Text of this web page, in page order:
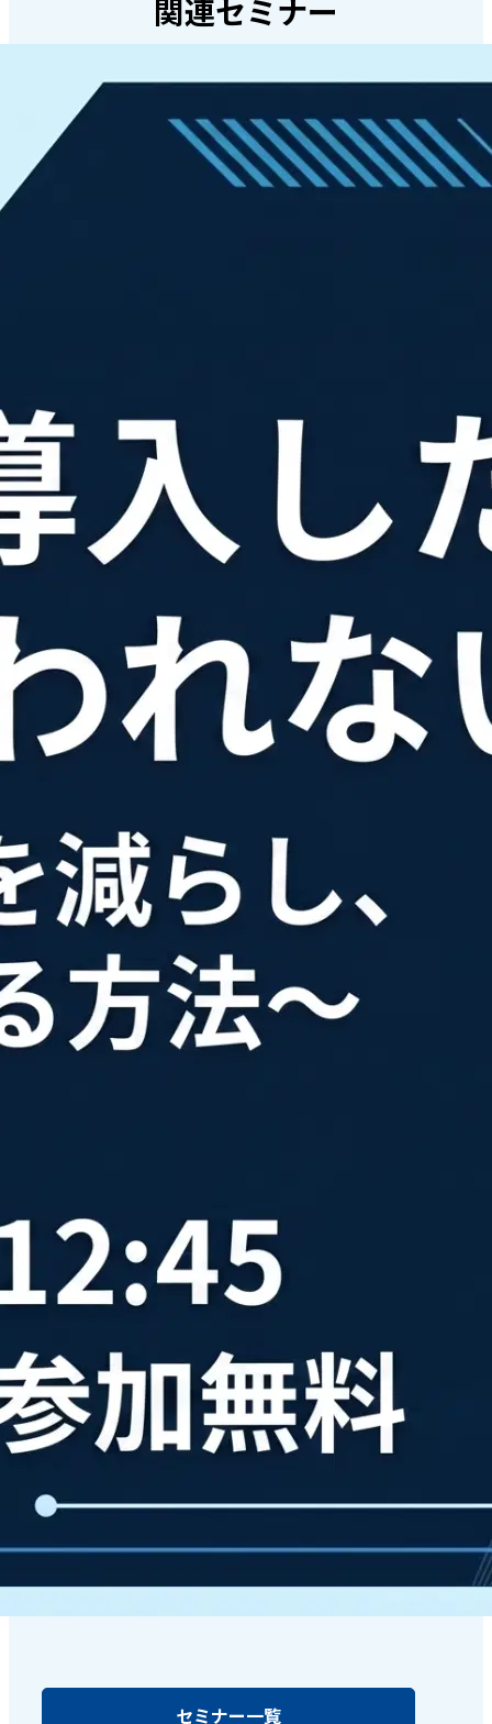
関連セミナー
セミナー一覧